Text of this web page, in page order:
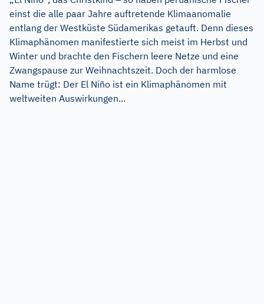
einst die alle paar Jahre auftretende Klimaanomalie
entlang der Westküste Südamerikas getauft. Denn dieses
Klimaphänomen manifestierte sich meist im Herbst und
Winter und brachte den Fischern leere Netze und eine
Zwangspause zur Weihnachtszeit. Doch der harmlose
Name trügt: Der El Niño ist ein Klimaphänomen mit
weltweiten Auswirkungen...